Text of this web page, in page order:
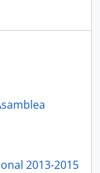
2013-2015